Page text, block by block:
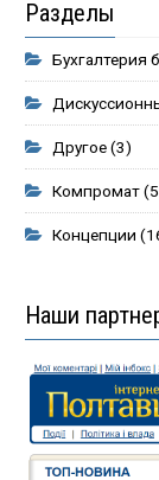
Разделы
Бухгалтерия
Другое(3)
Компромат
Концепции
Наши